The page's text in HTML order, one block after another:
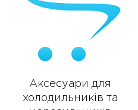
Аксесуари для
холодильників та